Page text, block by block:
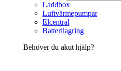
Laddbox
Luftvärmepumpar
Elcentral
Batterilagring
Behöver du akut hjälp?